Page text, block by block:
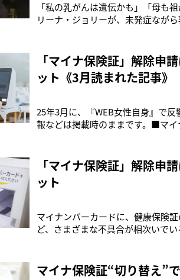
「私の乳がんは遺伝かも」「母も
リーナ・ジョリーが、未発症なが
部長の植木有紗先生が解説する。
卵巣がんになりやすい1BRC
「マイナ保険証」解除申
ット《3月読まれた記事》
25年3月に、『WEB女性自身』で
報などは掲載時のままです。■マイ
って、今まで使用していた、いわ
保険証の利用登録者数は
「マイナ保険証」解除申
ット
マイナンバーカードに、健康保険
ど、さまざまな不具合が相次いで
月比で約87万件増加して、約
外す“解除申請”も急増
マイナ保険証“切り替え”